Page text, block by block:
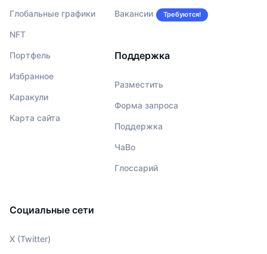
Глобальные графики
NFT
Портфель
Избранное
Каракули
Карта сайта
Вакансии Требуются!
Поддержка
Разместить
Форма запроса
Поддержка
ЧаВо
Глоссарий
Социальные сети
X (Twitter)